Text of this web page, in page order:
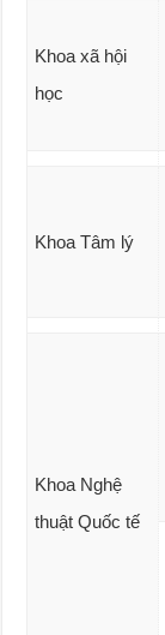
Khoa xã hội
học
Khoa Tâm lý
Khoa Nghệ
thuật Quốc tế